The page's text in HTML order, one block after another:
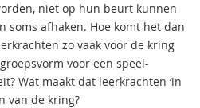
niet op hun beurt kunnen
soms afhaken. Hoe komt het dan
zo vaak voor de kring
voor een speel-
Wat maakt dat leerkrachten ‘in
van de kring?